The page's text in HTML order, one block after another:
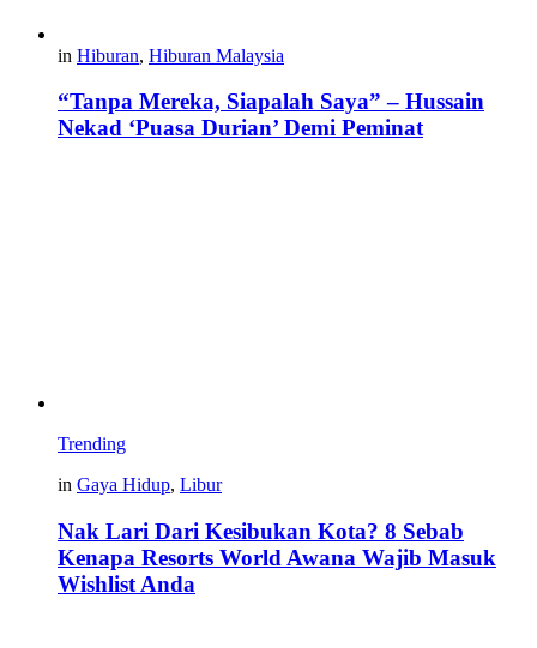
in Hiburan, Hiburan Malaysia
“Tanpa Mereka, Siapalah Saya” – Hussain
Nekad ‘Puasa Durian’ Demi Peminat
Trending
in Gaya Hidup, Libur
Nak Lari Dari Kesibukan Kota? 8 Sebab
Kenapa Resorts World Awana Wajib Masuk
Wishlist Anda